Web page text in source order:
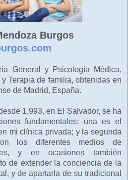
Burgos
General y Psicología Médica,
Terapia de familia, obtenidas en
de Madrid, España.
1,993, en El Salvador, se ha
fundamentales: una es el
mi clínica privada; y la segunda
los diferentes medios de
y en ocasiones también
de extender la conciencia de la
y de apartarla de su tradicional